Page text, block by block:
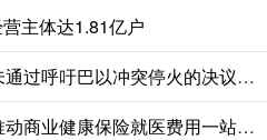
主体达1.81亿户
同翔网 安理会闭门会议未通过呼吁巴以冲突停火的决议 中国外交部回应
豪瑞优配 国家卫健委：推动商业健康保险就医费用一站式结算